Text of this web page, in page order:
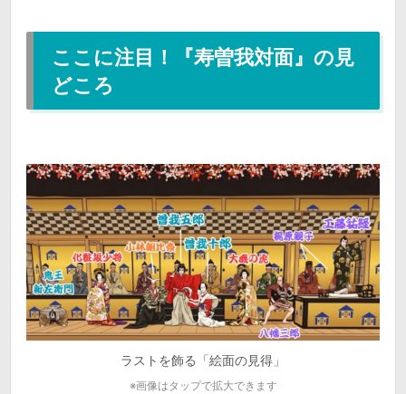
ここに注目！『寿曽我対面』の見
どころ
ラストを飾る「絵面の見得」
※画像はタップで拡大できます